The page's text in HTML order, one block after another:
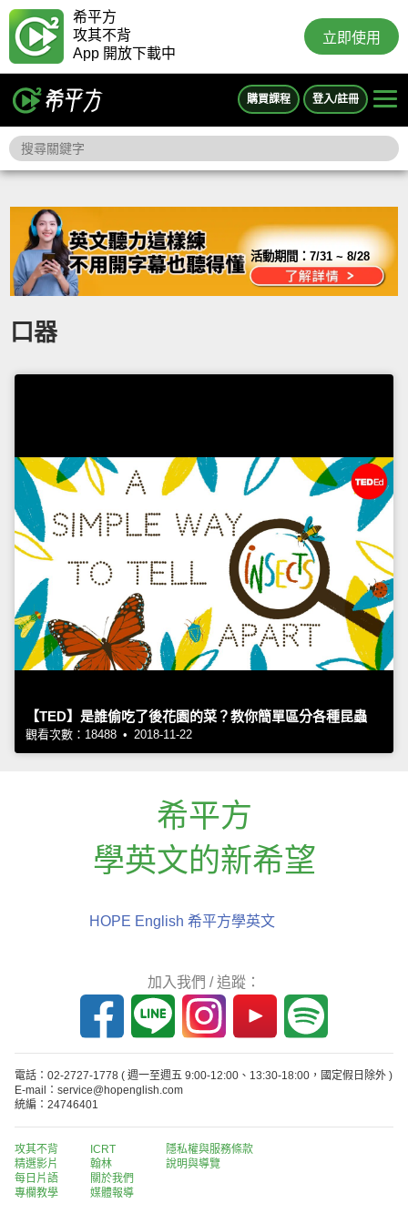
希平方
攻其不背
App 開放下載中
立即使用
購買課程 登入/註冊
活動期間：7/31 ~ 8/28
口器
【TED】是誰偷吃了後花園的菜？教你簡單區分各種昆蟲
觀看次數：18488 • 2018-11-22
希平方
學英文的新希望
HOPE English 希平方學英文
加入我們 / 追蹤：
電話：02-2727-1778 ( 週一至週五 9:00-12:00、13:30-18:00，國定假日除外 )
E-mail：service@hopenglish.com
統編：24746401
攻其不背
精選影片
每日片語
專欄教學
ICRT
翰林
關於我們
媒體報導
隱私權與服務條款
說明與導覽